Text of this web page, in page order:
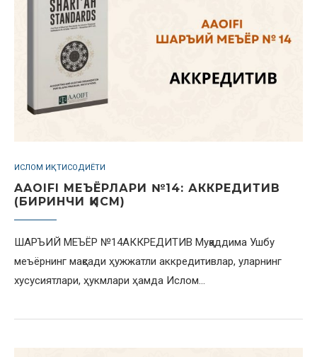
ИСЛОМ ИҚТИСОДИЁТИ
AAOIFI МЕЪЁРЛАРИ №14: АККРЕДИТИВ
(БИРИНЧИ ҚИСМ)
ШАРЪИЙ МЕЪЁР №14АККРЕДИТИВ Муқаддима Ушбу
меъёрнинг мақсади ҳужжатли аккредитивлар, уларнинг
хусусиятлари, ҳукмлари ҳамда Ислом…